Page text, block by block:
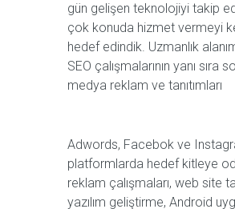
gün gelişen teknolojiyi takip
çok konuda hizmet vermeyi
hedef edindik. Uzmanlık
SEO çalışmalarının yanı sıra
medya reklam ve tanıtımları
Adwords, Facebok ve
platformlarda hedef kitleye
reklam çalışmaları, web site
yazılım geliştirme, Android